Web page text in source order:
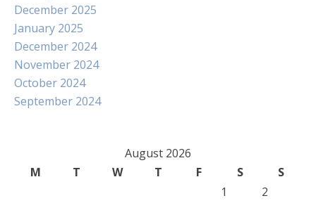
December 2025
January 2025
December 2024
November 2024
October 2024
September 2024
August 2026
M
T W T F S
S
1
2